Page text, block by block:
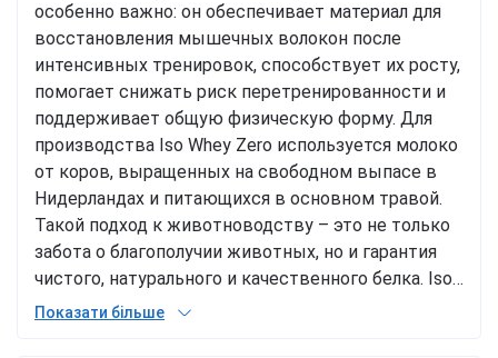
особенно важно: он обеспечивает материал для
восстановления мышечных волокон после
интенсивных тренировок, способствует их росту,
помогает снижать риск перетренированности и
поддерживает общую физическую форму. Для
производства Iso Whey Zero используется молоко
от коров, выращенных на свободном выпасе в
Нидерландах и питающихся в основном травой.
Такой подход к животноводству – это не только
забота о благополучии животных, но и гарантия
чистого, натурального и качественного белка. Iso
Whey Zero от BioTech – это удобный способ
Показати більше